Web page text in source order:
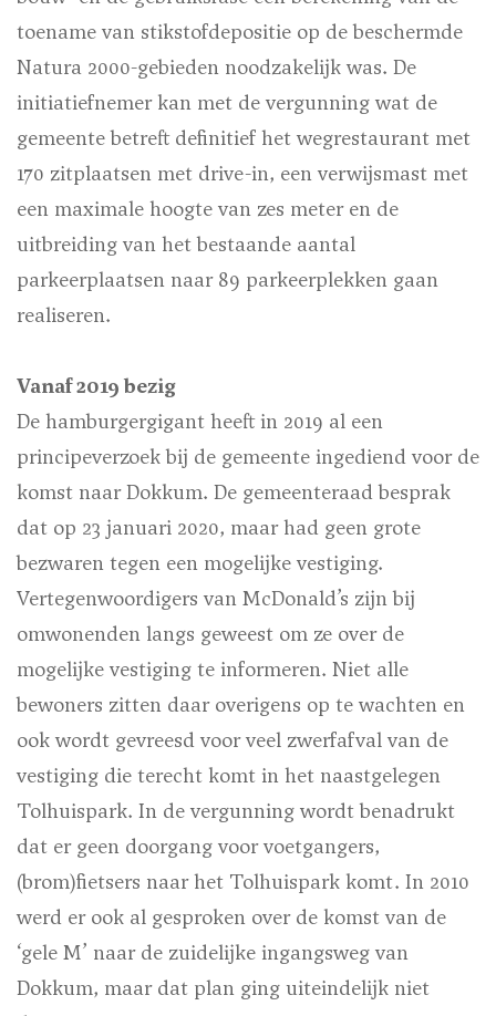
toename van stikstofdepositie op de beschermde
Natura 2000-gebieden noodzakelijk was. De
initiatiefnemer kan met de vergunning wat de
gemeente betreft definitief het wegrestaurant met
170 zitplaatsen met drive-in, een verwijsmast met
een maximale hoogte van zes meter en de
uitbreiding van het bestaande aantal
parkeerplaatsen naar 89 parkeerplekken gaan
realiseren.
Vanaf 2019 bezig
De hamburgergigant heeft in 2019 al een
principeverzoek bij de gemeente ingediend voor de
komst naar Dokkum. De gemeenteraad besprak
dat op 23 januari 2020, maar had geen grote
bezwaren tegen een mogelijke vestiging.
Vertegenwoordigers van McDonald’s zijn bij
omwonenden langs geweest om ze over de
mogelijke vestiging te informeren. Niet alle
bewoners zitten daar overigens op te wachten en
ook wordt gevreesd voor veel zwerfafval van de
vestiging die terecht komt in het naastgelegen
Tolhuispark. In de vergunning wordt benadrukt
dat er geen doorgang voor voetgangers,
(brom)fietsers naar het Tolhuispark komt. In 2010
werd er ook al gesproken over de komst van de
‘gele M’ naar de zuidelijke ingangsweg van
Dokkum, maar dat plan ging uiteindelijk niet